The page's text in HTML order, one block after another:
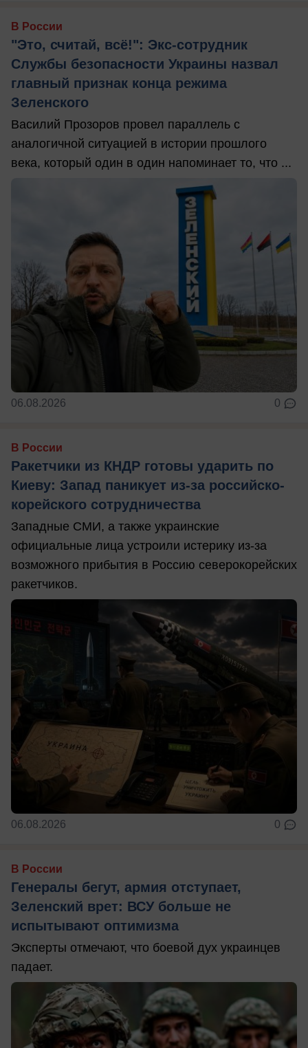
В России
"Это, считай, всё!": Экс-сотрудник
Службы безопасности Украины назвал
главный признак конца режима
Зеленского
Василий Прозоров провел параллель с
аналогичной ситуацией в истории прошлого
века, который один в один напоминает то, что ...
06.08.2026 0
В России
Ракетчики из КНДР готовы ударить по
Киеву: Запад паникует из-за российско-
корейского сотрудничества
Западные СМИ, а также украинские
официальные лица устроили истерику из-за
возможного прибытия в Россию северокорейских
ракетчиков.
06.08.2026 0
В России
Генералы бегут, армия отступает,
Зеленский врет: ВСУ больше не
испытывают оптимизма
Эксперты отмечают, что боевой дух украинцев
падает.